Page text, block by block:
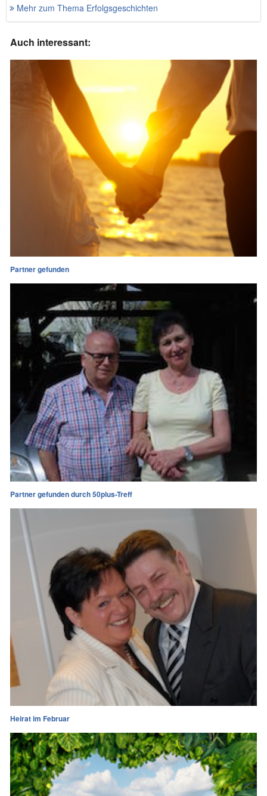
Mehr zum Thema Erfolgsgeschichten
Auch interessant:
Partner gefunden
Partner gefunden durch 50plus-Treff
Heirat im Februar